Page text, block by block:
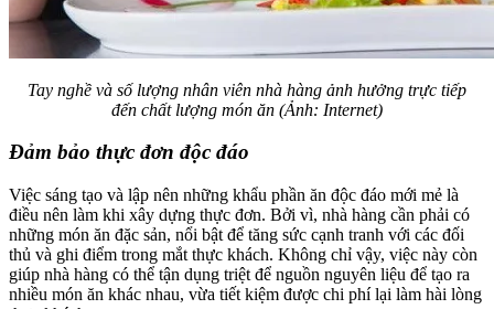
Tay nghề và số lượng nhân viên nhà hàng ảnh hưởng trực tiếp
đến chất lượng món ăn (Ảnh: Internet)
Đảm bảo thực đơn độc đáo
Việc sáng tạo và lập nên những khẩu phần ăn độc đáo mới mẻ là
điều nên làm khi xây dựng thực đơn. Bởi vì, nhà hàng cần phải có
những món ăn đặc sản, nổi bật để tăng sức cạnh tranh với các đối
thủ và ghi điểm trong mắt thực khách. Không chỉ vậy, việc này còn
giúp nhà hàng có thể tận dụng triệt để nguồn nguyên liệu để tạo ra
nhiều món ăn khác nhau, vừa tiết kiệm được chi phí lại làm hài lòng